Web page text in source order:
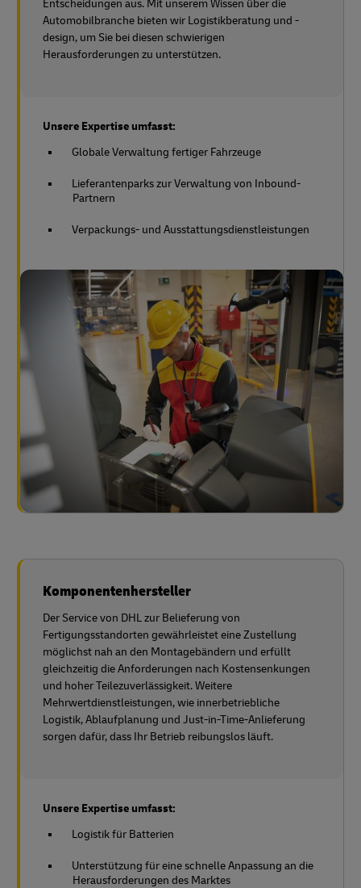
Entscheidungen aus. Mit unserem Wissen über die
Automobilbranche bieten wir Logistikberatung und -
design, um Sie bei diesen schwierigen
Herausforderungen zu unterstützen.
Unsere Expertise umfasst:
Globale Verwaltung fertiger Fahrzeuge
Lieferantenparks zur Verwaltung von Inbound-
Partnern
Verpackungs- und Ausstattungsdienstleistungen
Komponentenhersteller
Der Service von DHL zur Belieferung von
Fertigungsstandorten gewährleistet eine Zustellung
möglichst nah an den Montagebändern und erfüllt
gleichzeitig die Anforderungen nach Kostensenkungen
und hoher Teilezuverlässigkeit. Weitere
Mehrwertdienstleistungen, wie innerbetriebliche
Logistik, Ablaufplanung und Just-in-Time-Anlieferung
sorgen dafür, dass Ihr Betrieb reibungslos läuft.
Unsere Expertise umfasst:
Logistik für Batterien
Unterstützung für eine schnelle Anpassung an die
Herausforderungen des Marktes